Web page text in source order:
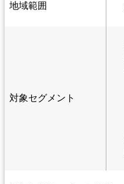
地域範囲
対象セグメント